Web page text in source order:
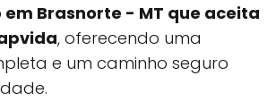
Brasnorte - MT que aceita
, oferecendo uma
e um caminho seguro